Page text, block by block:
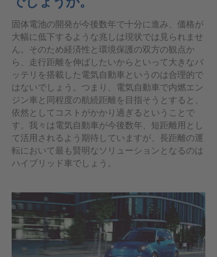
固体電池の開発が今後数年で十分に進み、価格が
大幅に低下するような兆しは現状では見られませ
ん。そのため経済性と環境保護の双方の観点か
ら、走行距離を伸ばしたいからといって大きなバ
ッテリを搭載した電気自動車というのは合理的で
はないでしょう。つまり、電気自動車で内燃エン
ジン車と同程度の航続距離を目指そうとすると、
依然としてコストがかかり過ぎるということで
す。我々は電気自動車が今後数年、短距離用とし
て活用されるよう期待していますが、長距離の運
転において最も賢明なソリューションとなるのは
ハイブリッド車でしょう。